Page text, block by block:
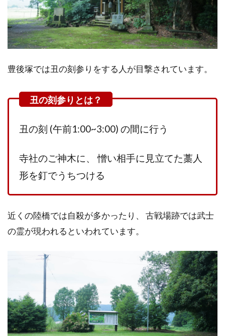
豊後塚では丑の刻参りをする人が目撃されています。
丑の刻 (午前1:00~3:00) の間に行う
寺社のご神木に、 憎い相手に見立てた藁人
形を釘でうちつける
近くの陸橋では自殺が多かったり、 古戦場跡では武士
の霊が現われるといわれています。